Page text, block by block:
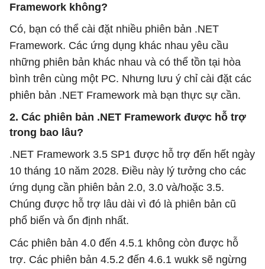
Framework không?
Có, bạn có thể cài đặt nhiều phiên bản .NET
Framework. Các ứng dụng khác nhau yêu cầu
những phiên bản khác nhau và có thể tồn tại hòa
bình trên cùng một PC. Nhưng lưu ý chỉ cài đặt các
phiên bản .NET Framework mà bạn thực sự cần.
2. Các phiên bản .NET Framework được hỗ trợ
trong bao lâu?
.NET Framework 3.5 SP1 được hỗ trợ đến hết ngày
10 tháng 10 năm 2028. Điều này lý tưởng cho các
ứng dụng cần phiên bản 2.0, 3.0 và/hoặc 3.5.
Chúng được hỗ trợ lâu dài vì đó là phiên bản cũ
phổ biến và ổn định nhất.
Các phiên bản 4.0 đến 4.5.1 không còn được hỗ
trợ. Các phiên bản 4.5.2 đến 4.6.1 wukk sẽ ngừng